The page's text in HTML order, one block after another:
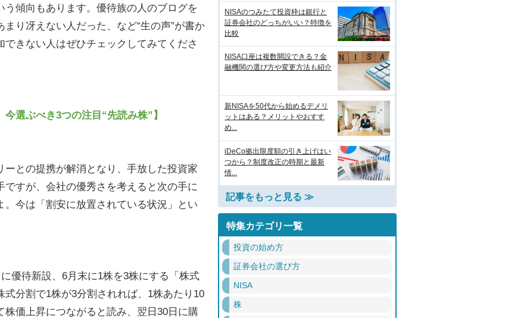
傾向もあります。優待族の人のブログを
り冴えない人だった、など“生の声”が書か
きない人はぜひチェックしてみてくださ
選ぶべき3つの注目“先読み株”】
との提携が解消となり、手放した投資家
すが、会社の優秀さを考えると次の手に
今は「割安に放置されている状況」とい
優待新設、6月末に1株を3株にする「株式
分割で1株が3分割されれば、1株あたり10
価上昇につながると読み、翌日30日に購
NISAのつみたて投資枠は銀行と
証券会社のどっちがいい？特徴を
比較
NISA口座は複数開設できる？金
融機関の選び方や変更方法も紹介
新NISAを50代から始めるデメリ
ットはある？メリットやおすす
め...
iDeCo拠出限度額の引き上げはい
つから？制度改正の時期と最新
情...
記事をもっと見る ≫
特集カテゴリ一覧
投資の始め方
証券会社の選び方
NISA
株